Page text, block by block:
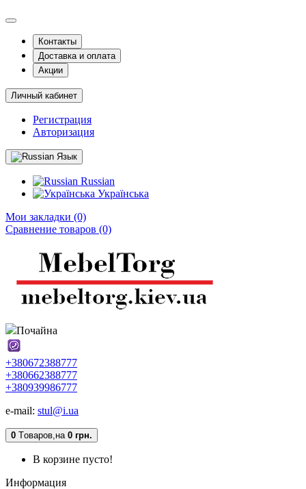
Контакты
Доставка и оплата
Акции
Личный кабинет
Регистрация
Авторизация
Язык
Russian
Українська
Мои закладки (0)
Сравнение товаров (0)
Почайна
+380672388777
+380662388777
+380939986777
e-mail: stul@i.ua
0 Tоваров,на 0 грн.
В корзине пусто!
Информация